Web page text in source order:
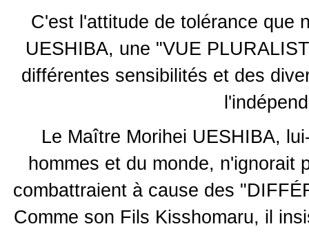
C'est l'attitude de tolérance que
UESHIBA, une "VUE
différentes sensibilités et des
Le Maître Morihei UESHIBA,
hommes et du monde,
combattraient à cause des
Comme son Fils Kisshomaru, il